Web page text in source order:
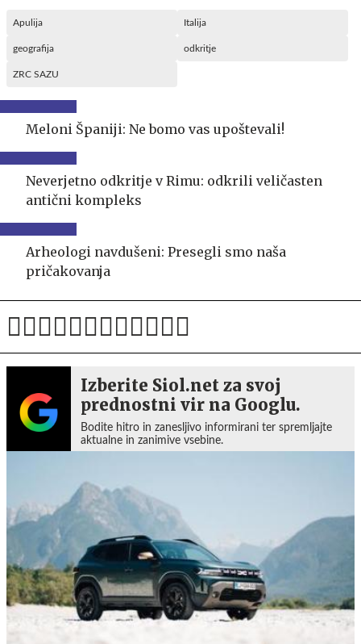
Apulija Italija
geografija odkritje
ZRC SAZU
Meloni Španiji: Ne bomo vas upoštevali!
Neverjetno odkritje v Rimu: odkrili veličasten
antični kompleks
Arheologi navdušeni: Presegli smo naša
pričakovanja
Izberite Siol.net za svoj
prednostni vir na Googlu.
Bodite hitro in zanesljivo informirani ter spremljajte
aktualne in zanimive vsebine.